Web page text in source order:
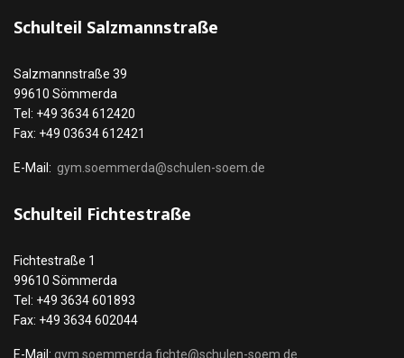
Schulteil Salzmannstraße
Salzmannstraße 39
99610 Sömmerda
Tel: +49 3634 612420
Fax: +49 03634 612421
E-Mail: gym.soemmerda@schulen-soem.de
Schulteil Fichtestraße
Fichtestraße 1
99610 Sömmerda
Tel: +49 3634 601893
Fax: +49 3634 602044
E-Mail: gym.soemmerda.fichte@schulen-soem.de